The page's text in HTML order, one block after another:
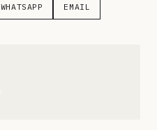
WHATSAPP EMAIL